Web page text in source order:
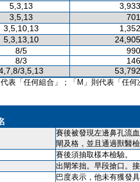
5,3,13
3,5,13
3,5,10,13
5,3,13,10
8/5
8/3
3,5,13
表「任何組合」；「M」則代表「任何
賽後被發現左邊鼻孔流
閘及格，並且通過獸醫
賽後須抽取樣本檢驗。
出閘笨拙。早段搶口。
巴度表示，他未有獲發